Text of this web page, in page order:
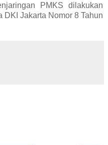
PMKS dilakukan
Jakarta Nomor 8 Tahun